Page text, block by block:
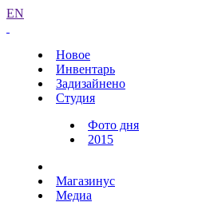
EN
Новое
Инвентарь
Задизайнено
Студия
Фото дня
2015
Магазинус
Медиа